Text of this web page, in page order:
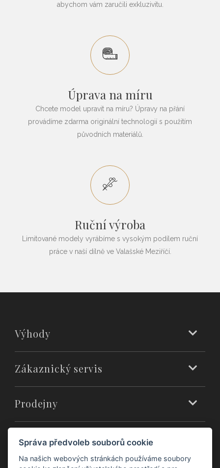
abychom vám zaručili exkluzivitu.
Úprava na míru
Chcete model upravit na míru? Úpravy na přání
provádíme zdarma originální technologií s použitím
původních materiálů.
Ruční výroba
Limitované modely vyrábíme s vysokým podílem ruční
práce v naší dílně ve Valašské Meziříčí.
Výhody
Zákaznický servis
Prodejny
O nás
Správa předvoleb souborů cookie
Na našich webových stránkách používáme soubory